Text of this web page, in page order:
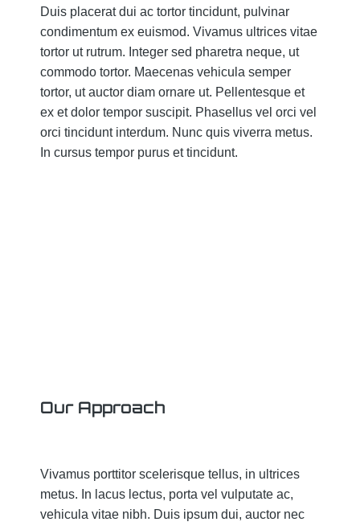
Duis placerat dui ac tortor tincidunt, pulvinar
condimentum ex euismod. Vivamus ultrices vitae
tortor ut rutrum. Integer sed pharetra neque, ut
commodo tortor. Maecenas vehicula semper
tortor, ut auctor diam ornare ut. Pellentesque et
ex et dolor tempor suscipit. Phasellus vel orci vel
orci tincidunt interdum. Nunc quis viverra metus.
In cursus tempor purus et tincidunt.
Our Approach
Vivamus porttitor scelerisque tellus, in ultrices
metus. In lacus lectus, porta vel vulputate ac,
vehicula vitae nibh. Duis ipsum dui, auctor nec